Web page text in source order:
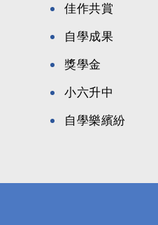
佳作共賞
自學成果
獎學金
小六升中
自學樂繽紛